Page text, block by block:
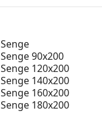
Senge
Senge 90x200
Senge 120x200
Senge 140x200
Senge 160x200
Senge 180x200